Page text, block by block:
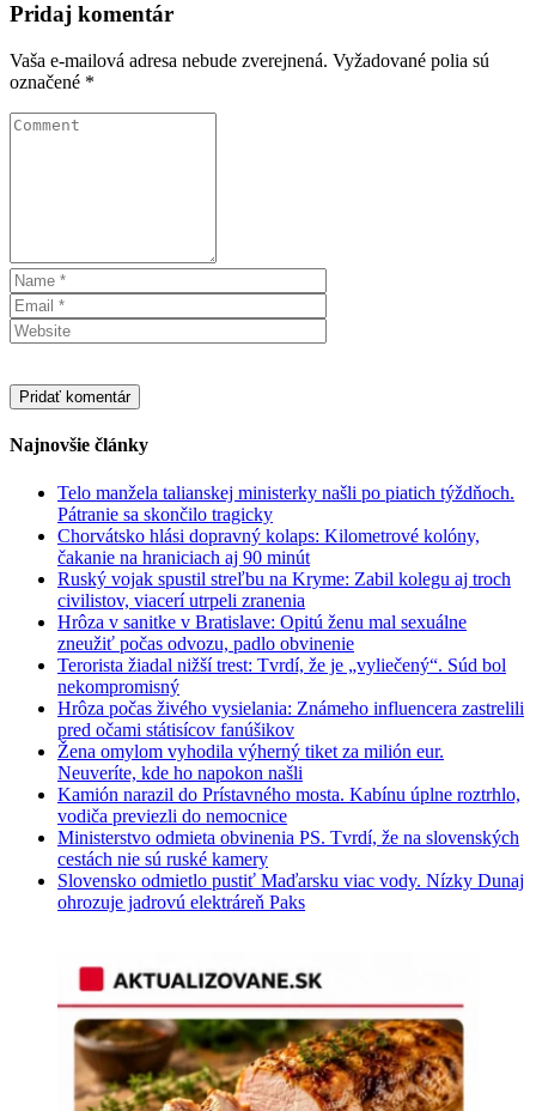
Pridaj komentár
Vaša e-mailová adresa nebude zverejnená. Vyžadované polia sú
označené *
Najnovšie články
Telo manžela talianskej ministerky našli po piatich týždňoch.
Pátranie sa skončilo tragicky
Chorvátsko hlási dopravný kolaps: Kilometrové kolóny,
čakanie na hraniciach aj 90 minút
Ruský vojak spustil streľbu na Kryme: Zabil kolegu aj troch
civilistov, viacerí utrpeli zranenia
Hrôza v sanitke v Bratislave: Opitú ženu mal sexuálne
zneužiť počas odvozu, padlo obvinenie
Terorista žiadal nižší trest: Tvrdí, že je „vyliečený“. Súd bol
nekompromisný
Hrôza počas živého vysielania: Známeho influencera zastrelili
pred očami státisícov fanúšikov
Žena omylom vyhodila výherný tiket za milión eur.
Neuveríte, kde ho napokon našli
Kamión narazil do Prístavného mosta. Kabínu úplne roztrhlo,
vodiča previezli do nemocnice
Ministerstvo odmieta obvinenia PS. Tvrdí, že na slovenských
cestách nie sú ruské kamery
Slovensko odmietlo pustiť Maďarsku viac vody. Nízky Dunaj
ohrozuje jadrovú elektráreň Paks